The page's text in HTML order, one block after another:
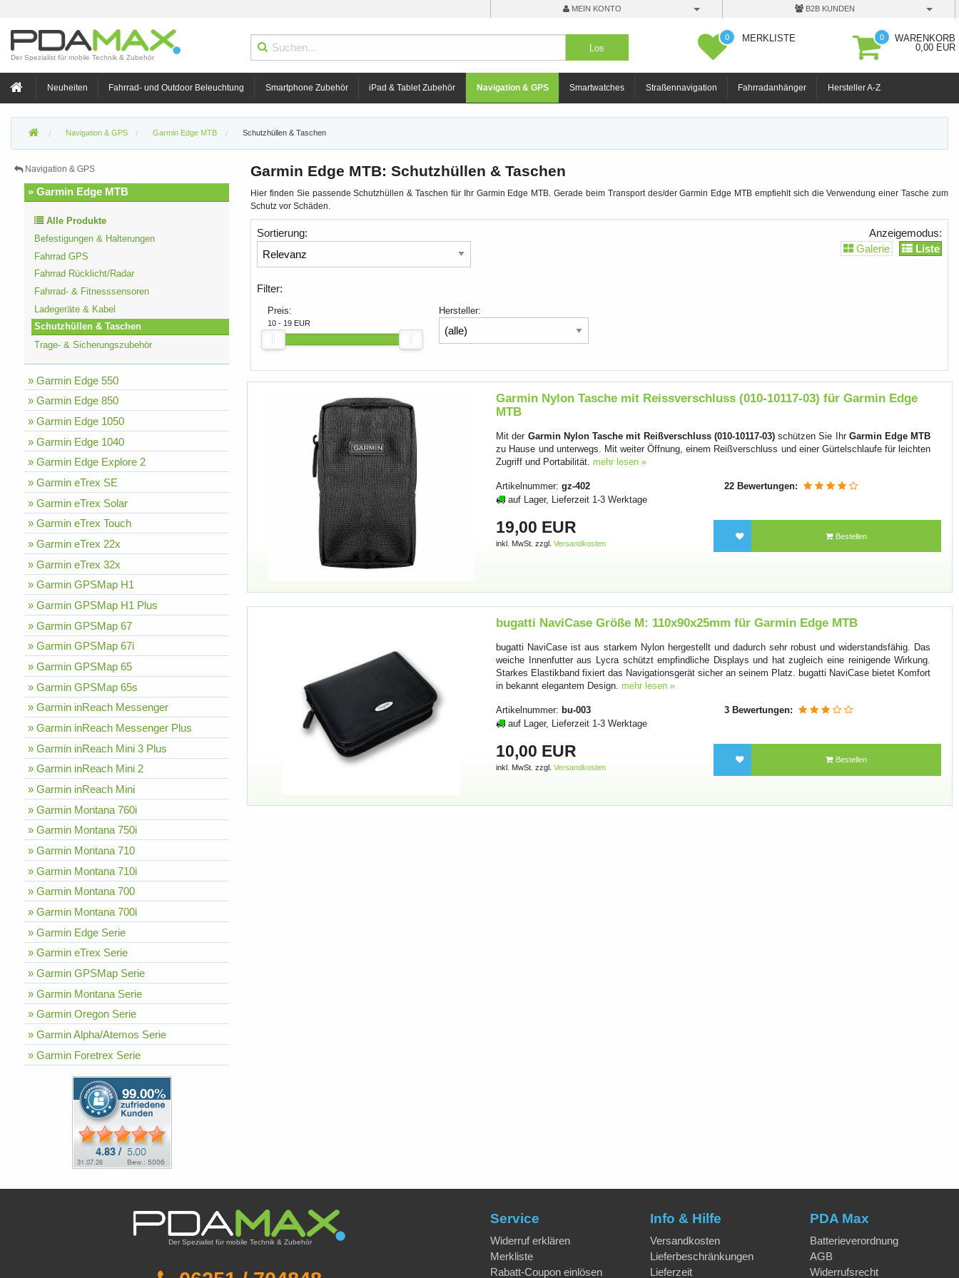
MEIN KONTO B2B KUNDEN
Der Spezialist für mobile Technik & Zubehör
0 MERKLISTE 0
WARENKORB
0,00 EUR
Neuheiten Fahrrad- und Outdoor Beleuchtung Smartphone Zubehör iPad & Tablet Zubehör Navigation & GPS Smartwatches Straßennavigation Fahrradanhänger Hersteller A-Z
Navigation & GPS Garmin Edge MTB Schutzhüllen & Taschen
Garmin Edge MTB: Schutzhüllen & Taschen
Hier finden Sie passende Schutzhüllen & Taschen für Ihr Garmin Edge MTB. Gerade beim Transport des/der Garmin Edge MTB empfiehlt sich die Verwendung einer Tasche zum
Schutz vor Schäden.
Sortierung:
Anzeigemodus:
Galerie
Liste
Filter:
Preis:
10 - 19 EUR
Hersteller:
Garmin Nylon Tasche mit Reissverschluss (010-10117-03) für Garmin Edge
MTB
Mit der Garmin Nylon Tasche mit Reißverschluss (010-10117-03)schützen Sie Ihr Garmin Edge MTB
zu Hause und unterwegs. Mit weiter Öffnung, einem Reißverschluss und einer Gürtelschlaufe für leichten
Zugriff und Portabilität. mehr lesen »
Artikelnummer:gz-402
22 Bewertungen:
auf Lager, Lieferzeit 1-3 Werktage
19,00 EUR
inkl. MwSt. zzgl.Versandkosten
Bestellen
bugatti NaviCase Größe M: 110x90x25mm für Garmin Edge MTB
bugatti NaviCase ist aus starkem Nylon hergestellt und dadurch sehr robust und widerstandsfähig. Das
weiche Innenfutter aus Lycra schützt empfindliche Displays und hat zugleich eine reinigende Wirkung.
Starkes Elastikband fixiert das Navigationsgerät sicher an seinem Platz. bugatti NaviCase bietet Komfort
in bekannt elegantem Design. mehr lesen »
Artikelnummer: bu-003
3 Bewertungen:
auf Lager, Lieferzeit 1-3 Werktage
10,00 EUR
inkl. MwSt. zzgl.Versandkosten
Bestellen
Navigation & GPS
» Garmin Edge MTB
Alle Produkte
Befestigungen & Halterungen
Fahrrad GPS
Fahrrad Rücklicht/Radar
Fahrrad- & Fitnesssensoren
Ladegeräte & Kabel
Schutzhüllen & Taschen
Trage- & Sicherungszubehör
» Garmin Edge 550
» Garmin Edge 850
» Garmin Edge 1050
» Garmin Edge 1040
» Garmin Edge Explore 2
» Garmin eTrex SE
» Garmin eTrex Solar
» Garmin eTrex Touch
» Garmin eTrex 22x
» Garmin eTrex 32x
» Garmin GPSMap H1
» Garmin GPSMap H1 Plus
» Garmin GPSMap 67
» Garmin GPSMap 67i
» Garmin GPSMap 65
» Garmin GPSMap 65s
» Garmin inReach Messenger
» Garmin inReach Messenger Plus
» Garmin inReach Mini 3 Plus
» Garmin inReach Mini 2
» Garmin inReach Mini
» Garmin Montana 760i
» Garmin Montana 750i
» Garmin Montana 710
» Garmin Montana 710i
» Garmin Montana 700
» Garmin Montana 700i
» Garmin Edge Serie
» Garmin eTrex Serie
» Garmin GPSMap Serie
» Garmin Montana Serie
» Garmin Oregon Serie
» Garmin Alpha/Atemos Serie
» Garmin Foretrex Serie
Der Spezialist für mobile Technik & Zubehör
Service
Widerruf erklären
Merkliste
Rabatt-Coupon einlösen
Info & Hilfe
Versandkosten
Lieferbeschränkungen
Lieferzeit
PDA Max
Batterieverordnung
AGB
Widerrufsrecht